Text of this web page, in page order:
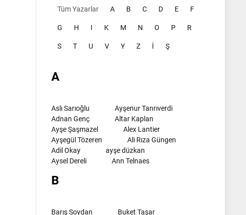
Tüm Yazarlar A B C D E F
G H I K M N O P R
S T U V Y Z İ Ş
A
Aslı Sarıoğlu
Ayşenur Tanrıverdi
Adnan Genç
Altar Kaplan
Ayşe Şaşmazel
Alex Lantier
Ayşegül Tözeren
Ali Rıza Güngen
Adil Okay
ayşe düzkan
Aysel Dereli
Ann Telnaes
B
Barış Soydan
Buket Taşar